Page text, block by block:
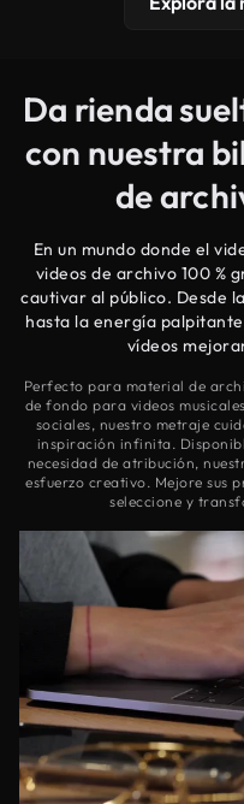
Da rienda
con nuestra
de
En un mundo donde el
videos de archivo 100 %
cautivar al público. Desde
hasta la energía
vídeos
Perfecto para material de
de fondo para videos
sociales, nuestro metraje
inspiración infinita.
necesidad de atribución,
esfuerzo creativo. Mejore sus
seleccione y